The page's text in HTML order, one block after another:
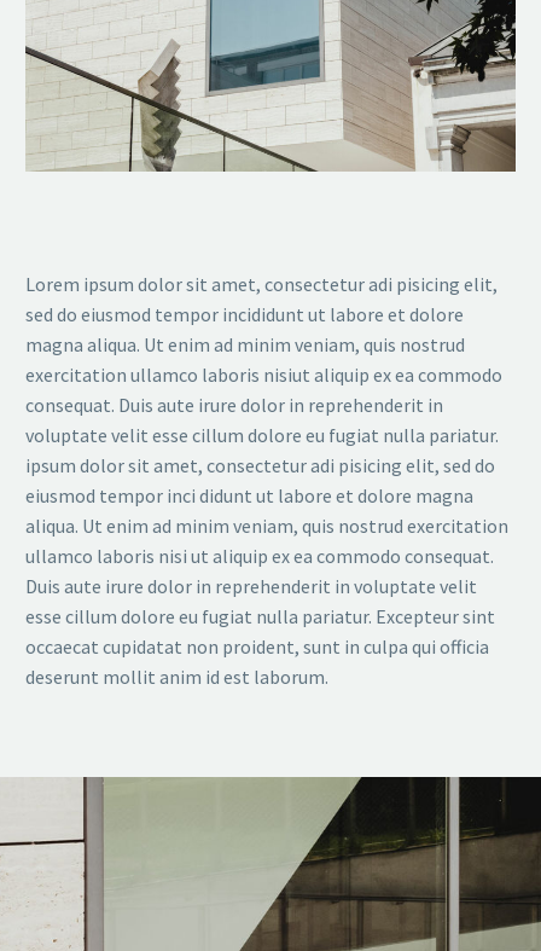
Lorem ipsum dolor sit amet, consectetur adi pisicing elit,
sed do eiusmod tempor incididunt ut labore et dolore
magna aliqua. Ut enim ad minim veniam, quis nostrud
exercitation ullamco laboris nisiut aliquip ex ea commodo
consequat. Duis aute irure dolor in reprehenderit in
voluptate velit esse cillum dolore eu fugiat nulla pariatur.
ipsum dolor sit amet, consectetur adi pisicing elit, sed do
eiusmod tempor inci didunt ut labore et dolore magna
aliqua. Ut enim ad minim veniam, quis nostrud exercitation
ullamco laboris nisi ut aliquip ex ea commodo consequat.
Duis aute irure dolor in reprehenderit in voluptate velit
esse cillum dolore eu fugiat nulla pariatur. Excepteur sint
occaecat cupidatat non proident, sunt in culpa qui officia
deserunt mollit anim id est laborum.